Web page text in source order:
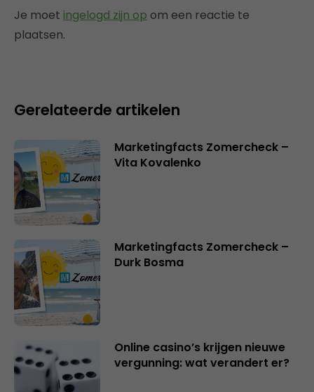
Je moet ingelogd zijn op om een reactie te
plaatsen.
Gerelateerde artikelen
Marketingfacts Zomercheck –
Vita Kovalenko
Marketingfacts Zomercheck –
Durk Bosma
Online casino’s krijgen nieuwe
vergunning: wat verandert er?